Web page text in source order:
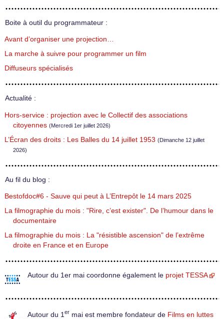
Boite à outil du programmateur :
Avant d’organiser une projection…
La marche à suivre pour programmer un film
Diffuseurs spécialisés
Actualité :
Hors-service : projection avec le Collectif des associations
citoyennes (Mercredi 1er juillet 2026)
L’Écran des droits : Les Balles du 14 juillet 1953 (Dimanche 12 juillet
2026)
Au fil du blog :
Bestofdoc#6 - Sauve qui peut à L’Entrepôt le 14 mars 2025
La filmographie du mois : "Rire, c’est exister". De l’humour dans le
documentaire
La filmographie du mois : La "résistible ascension" de l’extrême
droite en France et en Europe
Autour du 1er mai coordonne également le projet TESSA
Autour du 1 er mai est membre fondateur de Films en luttes